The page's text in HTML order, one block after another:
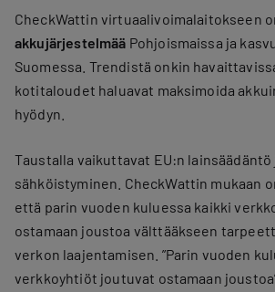
CheckWattin virtuaalivoimalaitokseen
akkujärjestelmää Pohjoismaissa ja
Suomessa. Trendistä onkin
kotitaloudet haluavat maksimoida
hyödyn.
Taustalla vaikuttavat EU:n lainsäädäntö
sähköistyminen. CheckWattin mukaan
että parin vuoden kuluessa kaikki
ostamaan joustoa välttääkseen
verkon laajentamisen. ”Parin vuoden
verkkoyhtiöt joutuvat ostamaan